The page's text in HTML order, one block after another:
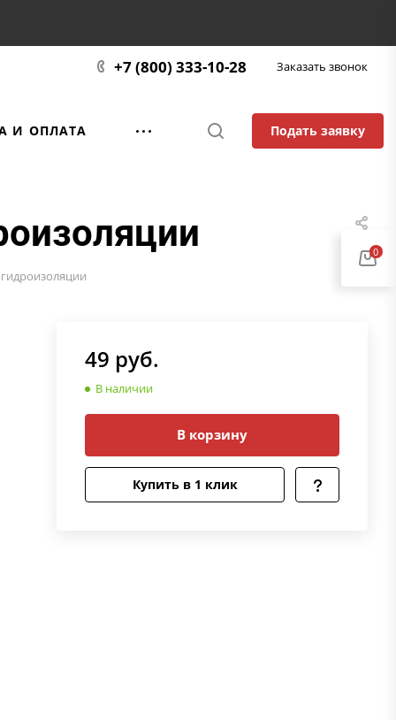
+7 (800) 333-10-28 Заказать звонок
И ОПЛАТА Подать заявку
49 руб.
В наличии
В корзину
Купить в 1 клик
0